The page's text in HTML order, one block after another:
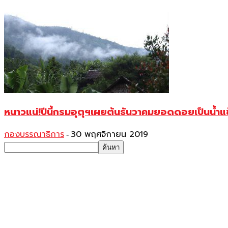
หนาวแน่!ปีนี้กรมอุตุฯเผยต้นธันวาคมยอดดอยเป็นน้ำ
กองบรรณาธิการ - 30 พฤศจิกายน 2019